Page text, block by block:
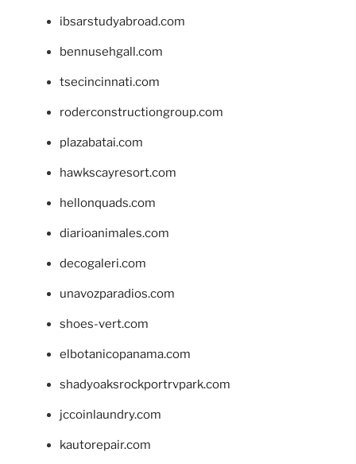
ibsarstudyabroad.com
bennusehgall.com
tsecincinnati.com
roderconstructiongroup.com
plazabatai.com
hawkscayresort.com
hellonquads.com
diarioanimales.com
decogaleri.com
unavozparadios.com
shoes-vert.com
elbotanicopanama.com
shadyoaksrockportrvpark.com
jccoinlaundry.com
kautorepair.com